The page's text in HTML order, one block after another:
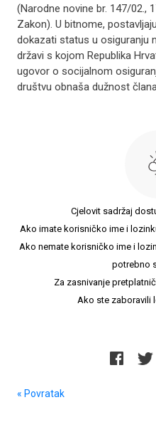
(Narodne novine br. 147/02.,
Zakon). U bitnome,
dokazati status u osiguranju
državi s kojom Republika
ugovor o socijalnom
društvu obnaša dužnost
Cjelovit sadržaj
Ako imate korisničko ime i
Ako nemate korisničko ime i
potrebno
Za zasnivanje
Ako ste zaboravili
« Povratak